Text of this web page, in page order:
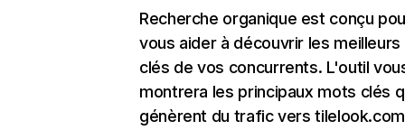
Recherche organique est conçu
vous aider à découvrir les
clés de vos concurrents. L'outil
montrera les principaux mots clés
génèrent du trafic vers